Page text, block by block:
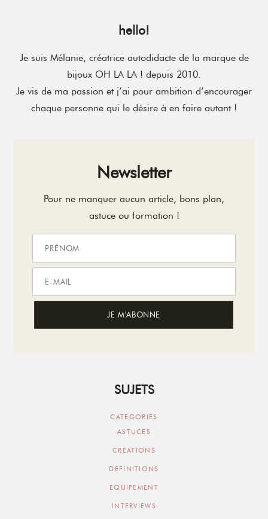
hello!
Je suis Mélanie, créatrice autodidacte de la marque de
bijoux OH LA LA ! depuis 2010.
Je vis de ma passion et j’ai pour ambition d’encourager
chaque personne qui le désire à en faire autant !
Newsletter
Pour ne manquer aucun article, bons plan,
astuce ou formation !
SUJETS
CATEGORIES
ASTUCES
CREATIONS
DEFINITIONS
EQUIPEMENT
INTERVIEWS